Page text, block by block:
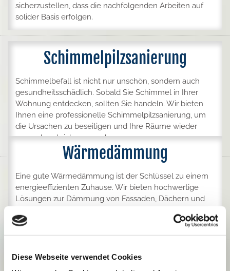
Diese Webseite verwendet Cookies
sicherzustellen, dass die nachfolgenden Arbeiten auf
solider Basis erfolgen.
Schimmelpilzsanierung
Schimmelbefall ist nicht nur unschön, sondern auch
gesundheitsschädlich. Sobald Sie Schimmel in Ihrer
Wohnung entdecken, sollten Sie handeln. Wir bieten
Ihnen eine professionelle Schimmelpilzsanierung, um
die Ursachen zu beseitigen und Ihre Räume wieder
gesund und sicherzumachen.
Wärmedämmung
Eine gute Wärmedämmung ist der Schlüssel zu einem
energieeffizienten Zuhause. Wir bieten hochwertige
Lösungen zur Dämmung von Fassaden, Dächern und
leisten gleichzeitig einen Beitrag zum Umweltschutz.
Farbgestaltung